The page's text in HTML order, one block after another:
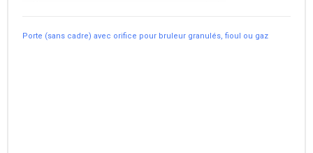
Porte (sans cadre) avec orifice pour bruleur granulés, fioul ou gaz